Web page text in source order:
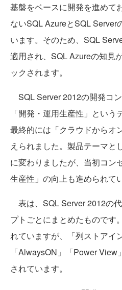
基盤をベースに開発を進めて
ないSQL AzureとSQL Server
います。そのため、SQL
適用され、SQL Azureの知見
ックされます。
SQL Server 2012の開発コ
「開発・運用生産性」という
最終的には「クラウドからオ
えられました。製品テーマと
に変わりましたが、当初コン
生産性」の向上も進められて
表は、SQL Server 2012の
プトごとにまとめたものです
れていますが、「列ストアイ
「AlwaysON」「Power
されています。